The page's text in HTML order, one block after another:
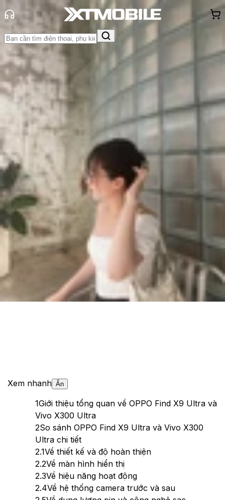
Trang chủ
Tin tức
So Sánh
Tin Mới
Đánh Giá - Trên Tay
Khuyến
Thủ thuật Thông báoKhách
hàng - Sự kiện
So sánh OPPO Find X9 Ultra vs
Vivo X300 Ultra: Đâu mới là vua
nhiếp ảnh?
Triệu Vy
Ngày đăng: 19/05/2026
Cập nhật:19/05/2026
Theo dõi XTMobile trên
Xem nhanh Ẩn
1Giới thiệu tổng quan về OPPO Find X9 Ultra và
Vivo X300 Ultra
2So sánh OPPO Find X9 Ultra và Vivo X300
Ultra chi tiết
2.1Về thiết kế và độ hoàn thiện
2.2Về màn hình hiển thị
2.3Về hiệu năng hoạt động
2.4Về hệ thống camera trước và sau